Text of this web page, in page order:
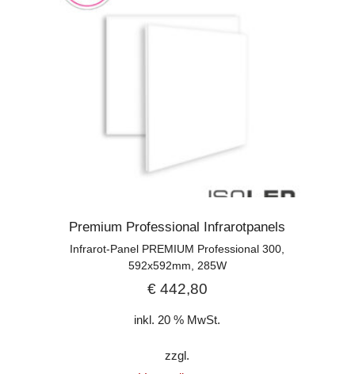
Premium Professional Infrarotpanels
Infrarot-Panel PREMIUM Professional 300,
592x592mm, 285W
€442,80
inkl. 20 % MwSt.
zzgl.